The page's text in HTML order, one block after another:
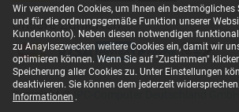
Wir verwenden Cookies, um Ihnen ein bestmögliches
und für die ordnungsgemäße Funktion unserer
Kundenkonto). Neben diesen notwendigen
zu Anaylsezwecken weitere Cookies ein, damit wir
optimieren können. Wenn Sie auf "Zustimmen"
Speicherung aller Cookies zu. Unter Einstellungen
deaktivieren. Sie können dem jederzeit widersprechen.
Informationen .
UL Nachhaltigkeit
Ukraine Safety
Kategorisierung
Kategorie
Netzteil
Unsere Zahlarten
Copyright ©